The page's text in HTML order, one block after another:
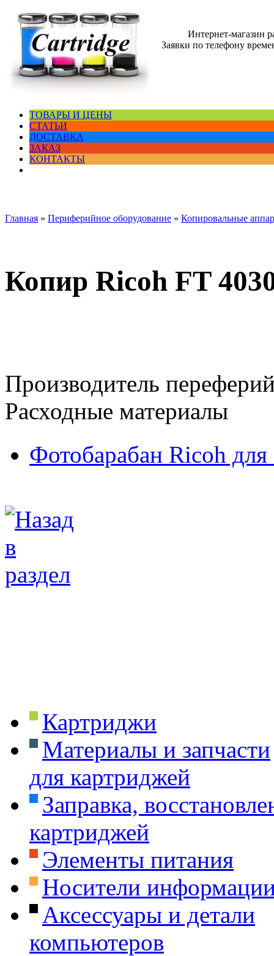
Интернет-магазин
Заявки по телефону
ТОВАРЫ И ЦЕНЫ
СТАТЬИ
ДОСТАВКА
ЗАКАЗ
КОНТАКТЫ
Главная » Периферийное оборудование » Копировальные
Копир Ricoh FT
Производитель
Расходные материалы
Фотобарабан Ricoh
Картриджи
Материалы и запчасти
для картриджей
Заправка,
картриджей
Элементы питания
Носители
Аксессуары и детали
компьютеров